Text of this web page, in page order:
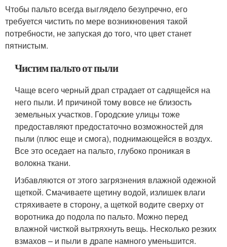
Чтобы пальто всегда выглядело безупречно, его
требуется чистить по мере возникновения такой
потребности, не запуская до того, что цвет станет
пятнистым.
Чистим пальто от пыли
Чаще всего черный драп страдает от садящейся на
него пыли. И причиной тому вовсе не близость
земельных участков. Городские улицы тоже
предоставляют предостаточно возможностей для
пыли (плюс еще и смога), поднимающейся в воздух.
Все это оседает на пальто, глубоко проникая в
волокна ткани.
Избавляются от этого загрязнения влажной одежной
щеткой. Смачиваете щетину водой, излишек влаги
стряхиваете в сторону, а щеткой водите сверху от
воротника до подола по пальто. Можно перед
влажной чисткой вытряхнуть вещь. Несколько резких
взмахов – и пыли в драпе намного уменьшится.